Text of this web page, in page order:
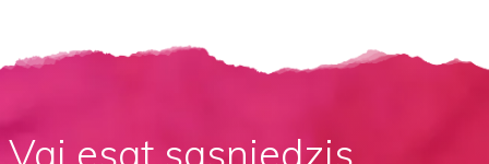
Vai esat sasniedzis